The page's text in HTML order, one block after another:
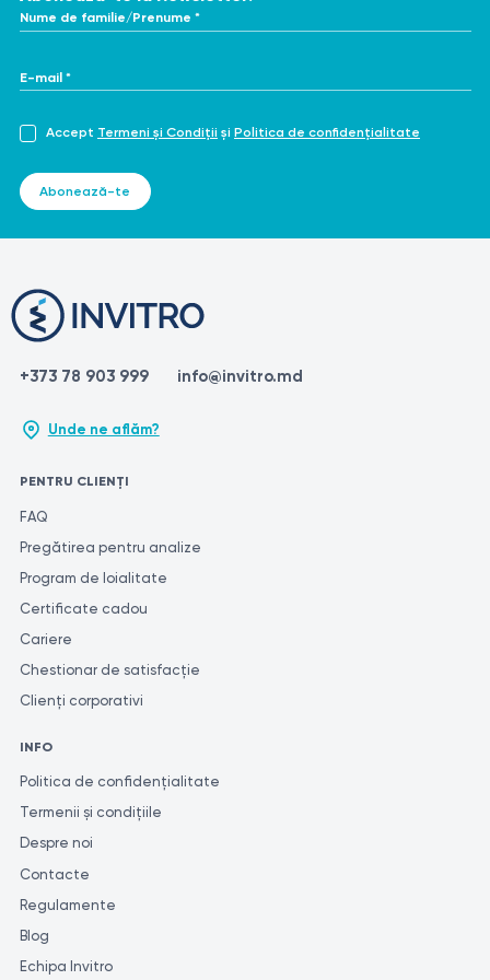
Nume de familie/Prenume *
E-mail *
Accept Termeni și Condiții și Politica de confidențialitate
Abonează-te
+373 78 903 999 info@invitro.md
Unde ne aflăm?
PENTRU CLIENȚI
FAQ
Pregătirea pentru analize
Program de loialitate
Certificate cadou
Cariere
Chestionar de satisfacție
Clienți corporativi
INFO
Politica de confidențialitate
Termenii și condițiile
Despre noi
Contacte
Regulamente
Blog
Echipa Invitro